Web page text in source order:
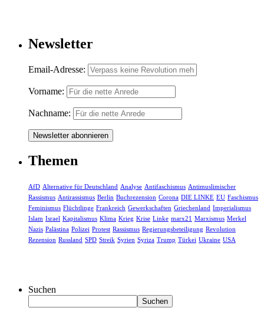
Newsletter
Email-Adresse:
Vorname:
Nachname:
Themen
AfD Alternative für Deutschland Analyse Antifaschismus Antimuslimischer
Rassismus Antirassismus Berlin Buchrezension Corona DIE LINKE EU Faschismus
Feminismus Flüchtlinge Frankreich Gewerkschaften Griechenland Imperialismus
Islam Israel Kapitalismus Klima Krieg Krise Linke marx21 Marxismus Merkel
Nazis Palästina Polizei Protest Rassismus Regierungsbeteiligung Revolution
Rezension Russland SPD Streik Syrien Syriza Trump Türkei Ukraine USA
Suchen
Suchen